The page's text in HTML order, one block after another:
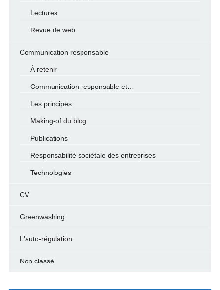
Lectures
Revue de web
Communication responsable
À retenir
Communication responsable et…
Les principes
Making-of du blog
Publications
Responsabilité sociétale des entreprises
Technologies
CV
Greenwashing
L'auto-régulation
Non classé